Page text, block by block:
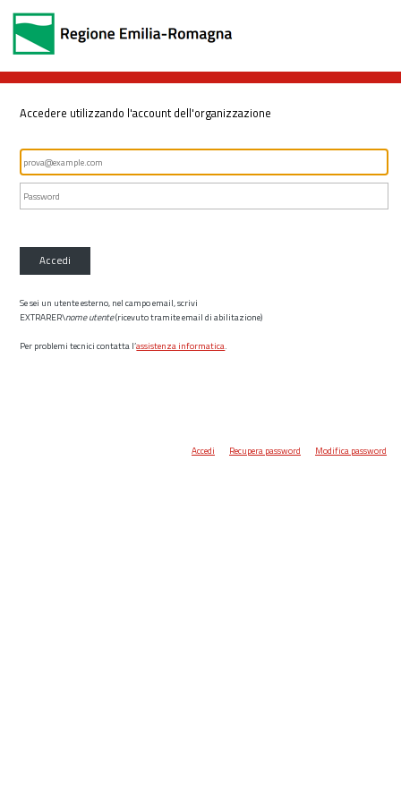
Accedere utilizzando l'account dell'organizzazione
Accedi
Se sei un utente esterno, nel campo email, scrivi
EXTRARER\nome utente(ricevuto tramite email di abilitazione)
Per problemi tecnici contatta l’assistenza informatica.
Accedi Recupera password Modifica password